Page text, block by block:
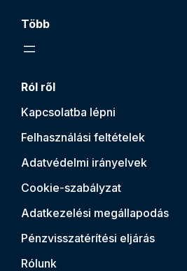
Több
Ról ről
Kapcsolatba lépni
Felhasználási feltételek
Adatvédelmi irányelvek
Cookie-szabályzat
Adatkezelési megállapodás
Pénzvisszatérítési eljárás
Rólunk